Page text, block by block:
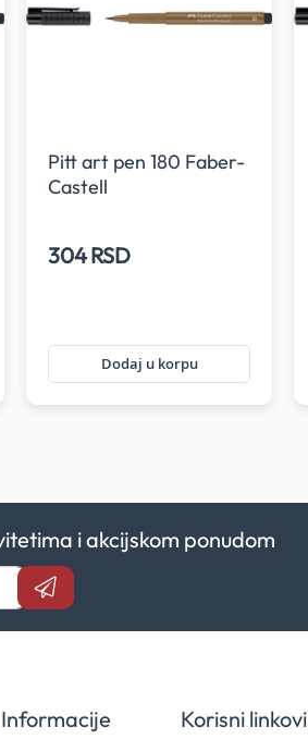
Pitt art pen 180 Faber-
Castell
304 RSD
Dodaj u korpu
i akcijskom ponudom
Informacije Korisni linkovi